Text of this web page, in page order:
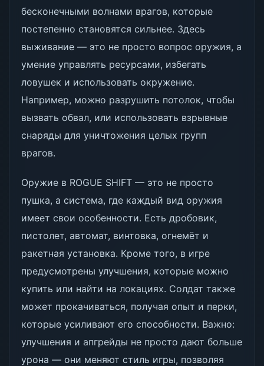
бесконечными волнами врагов, которые
постепенно становятся сильнее. Здесь
выживание — это не просто вопрос оружия, а
умение управлять ресурсами, избегать
ловушек и использовать окружение.
Например, можно разрушить потолок, чтобы
вызвать обвал, или использовать взрывные
снаряды для уничтожения целых групп
врагов.
Оружие в ROGUE SHIFT — это не просто
пушка, а система, где каждый вид оружия
имеет свои особенности. Есть дробовик,
пистолет, автомат, винтовка, огнемёт и
ракетная установка. Кроме того, в игре
предусмотрены улучшения, которые можно
купить или найти на локациях. Солдат также
может прокачиваться, получая опыт и перки,
которые усиливают его способности. Важно:
улучшения и апгрейды не просто дают больше
урона — они меняют стиль игры, позволяя